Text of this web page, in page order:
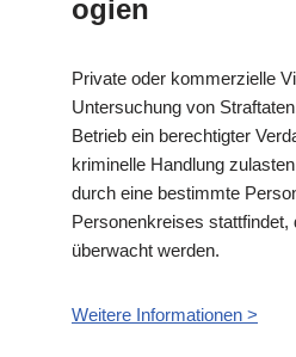
ogien
Private oder kommerzielle
Untersuchung von
Betrieb ein berechtigter
kriminelle Handlung
durch eine bestimmte
Personenkreises stattfindet,
überwacht werden.
Weitere Informationen >